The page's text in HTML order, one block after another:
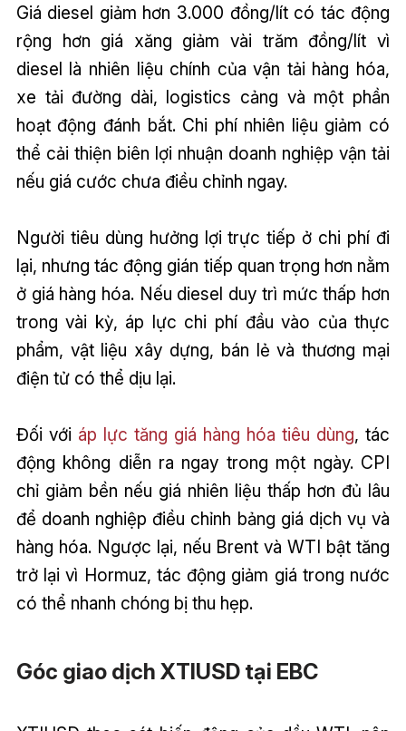
Giá diesel giảm hơn 3.000 đồng/lít có tác động
rộng hơn giá xăng giảm vài trăm đồng/lít vì
diesel là nhiên liệu chính của vận tải hàng hóa,
xe tải đường dài, logistics cảng và một phần
hoạt động đánh bắt. Chi phí nhiên liệu giảm có
thể cải thiện biên lợi nhuận doanh nghiệp vận tải
nếu giá cước chưa điều chỉnh ngay.
Người tiêu dùng hưởng lợi trực tiếp ở chi phí đi
lại, nhưng tác động gián tiếp quan trọng hơn nằm
ở giá hàng hóa. Nếu diesel duy trì mức thấp hơn
trong vài kỳ, áp lực chi phí đầu vào của thực
phẩm, vật liệu xây dựng, bán lẻ và thương mại
điện tử có thể dịu lại.
Đối với áp lực tăng giá hàng hóa tiêu dùng, tác
động không diễn ra ngay trong một ngày. CPI
chỉ giảm bền nếu giá nhiên liệu thấp hơn đủ lâu
để doanh nghiệp điều chỉnh bảng giá dịch vụ và
hàng hóa. Ngược lại, nếu Brent và WTI bật tăng
trở lại vì Hormuz, tác động giảm giá trong nước
có thể nhanh chóng bị thu hẹp.
Góc giao dịch XTIUSD tại EBC